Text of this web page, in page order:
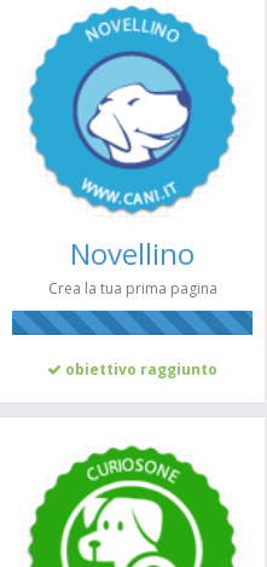
Novellino
Crea la tua prima pagina
obiettivo raggiunto